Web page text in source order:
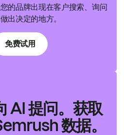
的品牌出现在客户搜索、询问
出决定的地方。
免费试用
AI 提问。获取
数据。